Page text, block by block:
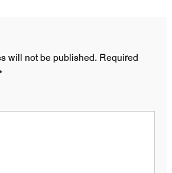
will not be published. Required